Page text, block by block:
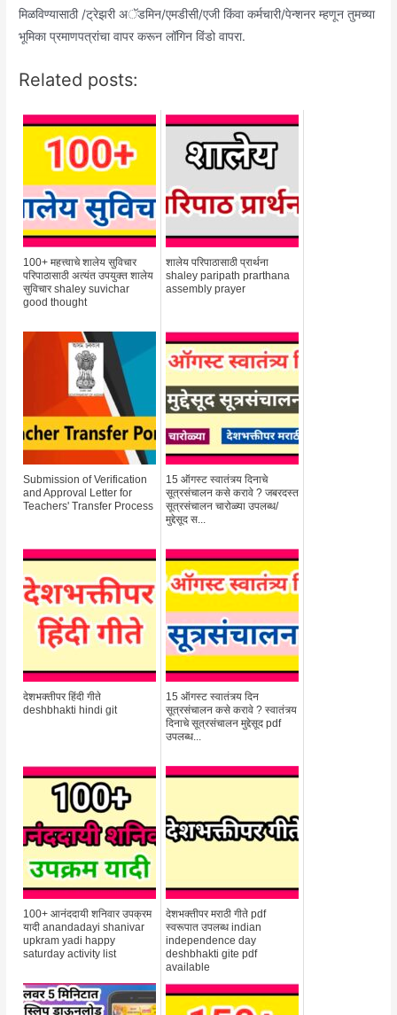
मिळविण्यासाठी /ट्रेझरी अॅडमिन/एमडीसी/एजी किंवा कर्मचारी/पेन्शनर म्हणून तुमच्या
भूमिका प्रमाणपत्रांचा वापर करून लॉगिन विंडो वापरा.
Related posts:
100+ महत्त्वाचे शालेय सुविचार
परिपाठासाठी अत्यंत उपयुक्त शालेय
सुविचार shaley suvichar
good thought
शालेय परिपाठासाठी प्रार्थना
shaley paripath prarthana
assembly prayer
Submission of Verification
and Approval Letter for
Teachers' Transfer Process
15 ऑगस्ट स्वातंत्र्य दिनाचे
सूत्रसंचालन कसे करावे ? जबरदस्त
सूत्रसंचालन चारोळ्या उपलब्ध/
मुद्देसूद स...
देशभक्तीपर हिंदी गीते
deshbhakti hindi git
15 ऑगस्ट स्वातंत्र्य दिन
सूत्रसंचालन कसे करावे ? स्वातंत्र्य
दिनाचे सूत्रसंचालन मुद्देसूद pdf
उपलब्ध...
100+ आनंददायी शनिवार उपक्रम
यादी anandadayi shanivar
upkram yadi happy
saturday activity list
देशभक्तीपर मराठी गीते pdf
स्वरूपात उपलब्ध indian
independence day
deshbhakti gite pdf
available